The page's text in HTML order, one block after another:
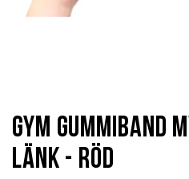
Gym Gummiband
Länk - Röd
början
av
bildgalleriet